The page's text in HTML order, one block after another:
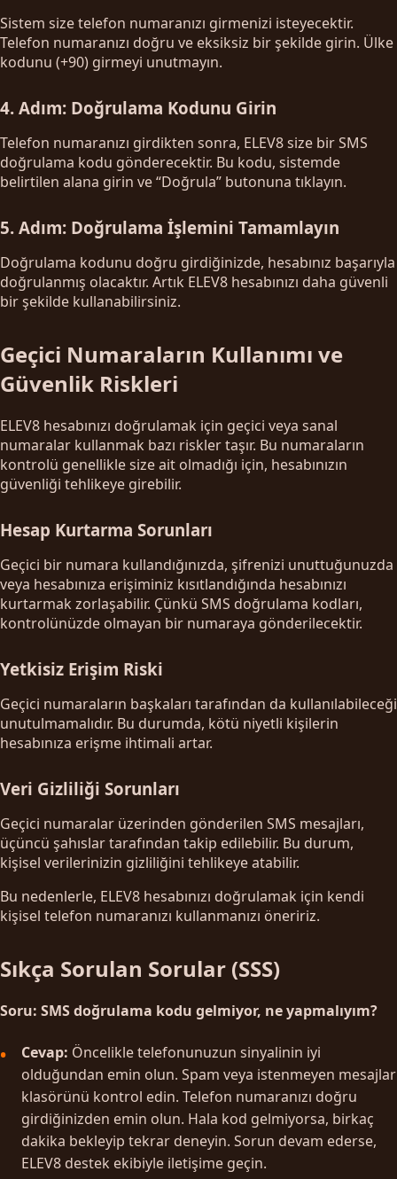
Sistem size telefon numaranızı girmenizi isteyecektir.
Telefon numaranızı doğru ve eksiksiz bir şekilde girin. Ülke
kodunu (+90) girmeyi unutmayın.
4. Adım: Doğrulama Kodunu Girin
Telefon numaranızı girdikten sonra, ELEV8 size bir SMS
doğrulama kodu gönderecektir. Bu kodu, sistemde
belirtilen alana girin ve “Doğrula” butonuna tıklayın.
5. Adım: Doğrulama İşlemini Tamamlayın
Doğrulama kodunu doğru girdiğinizde, hesabınız başarıyla
doğrulanmış olacaktır. Artık ELEV8 hesabınızı daha güvenli
bir şekilde kullanabilirsiniz.
Geçici Numaraların Kullanımı ve
Güvenlik Riskleri
ELEV8 hesabınızı doğrulamak için geçici veya sanal
numaralar kullanmak bazı riskler taşır. Bu numaraların
kontrolü genellikle size ait olmadığı için, hesabınızın
güvenliği tehlikeye girebilir.
Hesap Kurtarma Sorunları
Geçici bir numara kullandığınızda, şifrenizi unuttuğunuzda
veya hesabınıza erişiminiz kısıtlandığında hesabınızı
kurtarmak zorlaşabilir. Çünkü SMS doğrulama kodları,
kontrolünüzde olmayan bir numaraya gönderilecektir.
Yetkisiz Erişim Riski
Geçici numaraların başkaları tarafından da kullanılabileceği
unutulmamalıdır. Bu durumda, kötü niyetli kişilerin
hesabınıza erişme ihtimali artar.
Veri Gizliliği Sorunları
Geçici numaralar üzerinden gönderilen SMS mesajları,
üçüncü şahıslar tarafından takip edilebilir. Bu durum,
kişisel verilerinizin gizliliğini tehlikeye atabilir.
Bu nedenlerle, ELEV8 hesabınızı doğrulamak için kendi
kişisel telefon numaranızı kullanmanızı öneririz.
Sıkça Sorulan Sorular (SSS)
Soru: SMS doğrulama kodu gelmiyor, ne yapmalıyım?
Cevap: Öncelikle telefonunuzun sinyalinin iyi
olduğundan emin olun. Spam veya istenmeyen mesajlar
klasörünü kontrol edin. Telefon numaranızı doğru
girdiğinizden emin olun. Hala kod gelmiyorsa, birkaç
dakika bekleyip tekrar deneyin. Sorun devam ederse,
ELEV8 destek ekibiyle iletişime geçin.